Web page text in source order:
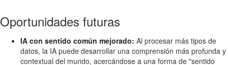
Oportunidades futuras
IA con sentido común mejorado: Al procesar más tipos de
datos, la IA puede desarrollar una comprensión más profunda y
contextual del mundo, acercándose a una forma de "sentido